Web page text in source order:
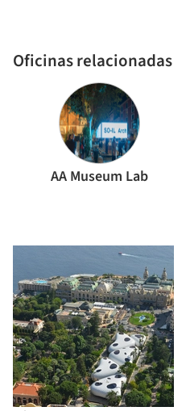
Oficinas relacionadas
AA Museum Lab